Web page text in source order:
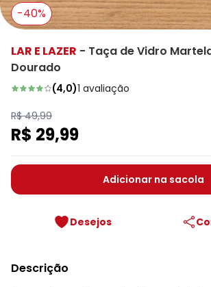
-40%
LAR E LAZER - Taça de Vidro
Dourado
(4,0)1 avaliação
R$ 49,99
R$ 29,99
Adicionar na sacola
Desejos
Descrição